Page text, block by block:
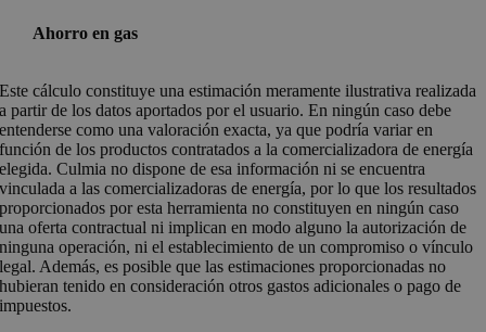
Ahorro en gas
Este cálculo constituye una estimación meramente ilustrativa realizada
a partir de los datos aportados por el usuario. En ningún caso debe
entenderse como una valoración exacta, ya que podría variar en
función de los productos contratados a la comercializadora de energía
elegida. Culmia no dispone de esa información ni se encuentra
vinculada a las comercializadoras de energía, por lo que los resultados
proporcionados por esta herramienta no constituyen en ningún caso
una oferta contractual ni implican en modo alguno la autorización de
ninguna operación, ni el establecimiento de un compromiso o vínculo
legal. Además, es posible que las estimaciones proporcionadas no
hubieran tenido en consideración otros gastos adicionales o pago de
impuestos.